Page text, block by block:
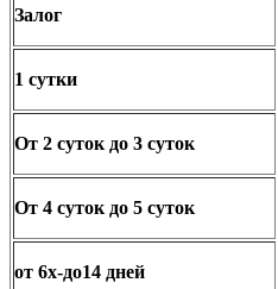
Залог
1 сутки
От 2 суток до 3 суток
От 4 суток до 5 суток
от 6х-до14 дней